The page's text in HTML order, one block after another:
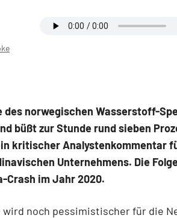
norwegischen Wasserstoff-
büßt zur Stunde rund sieben
kritischer Analystenkommentar
Unternehmens. Die
Crash im Jahr 2020.
wird noch pessimistischer für die